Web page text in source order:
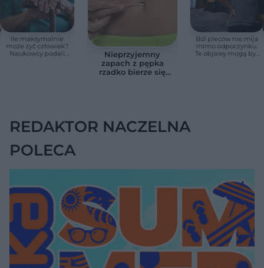
Ile maksymalnie
może żyć człowiek?
Naukowcy podali
Nieprzyjemny
zapach z pępka
rzadko bierze się
Ból pleców nie mija
mimo odpoczynku.
Te objawy mogą być
REDAKTOR NACZELNA
POLECA